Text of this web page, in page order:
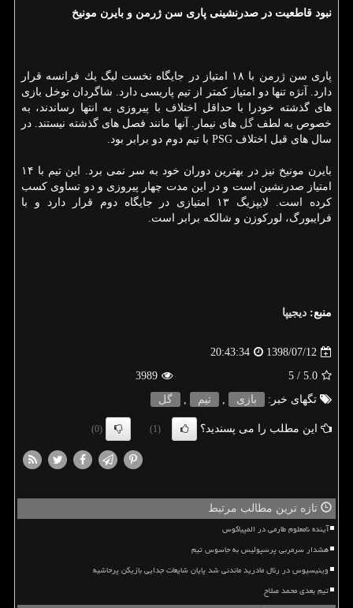
نبود قاطعیت در صدرنشینی پاری سن ژرمن و بایرن مونیخ
پاری سن ژرمن با ۱۸ امتیاز در جایگاه نخست لیگ یك فرانسه قرار
دارد. آنژه تنها دو امتیاز كمتر از تیم پاریسی دارد. شاگردان توخل بازی
های گذشته خودرا با حداقل اختلاف با پیروزی به انتها رساندند، به
خصوص به لطفگل های نیمار. آنها مانند فصل های گذشته نیستند. در
سال های قبل اختلاف PSG با تیم دوم دو برابر بود.
بایرن مونیخ نیز در بهترین دوران خود به سر نمی برد. این تیم با ۱۴
امتیاز صدرنشین است و در این مدت چهار پیروزی و دو تساوی كسب
كرده است. لایپزیگ ۱۳ امتیازی در جایگاه دوم قرار دارد و با
فرایبورگ، لوركوزن و شالكه برابر است.
منبع: دیجیپا
1398/07/12
20:43:34
5.0
/ 5
3989
تگهای خبر:
بازی , تیم , گل
این مطلب را می پسندید؟ (1)
(0)
تازه ترین مطالب مرتبط
آینده نامعلوم طارمی در المپیاکوس
هشدار سرمربی پرسپولیس به جاسوس تیم
وینیسیوس در رئال مادرید ماندنی شد پایان شایعات جدایی بازیکن پرحاشیه
تیم بعدی محمد صلاح